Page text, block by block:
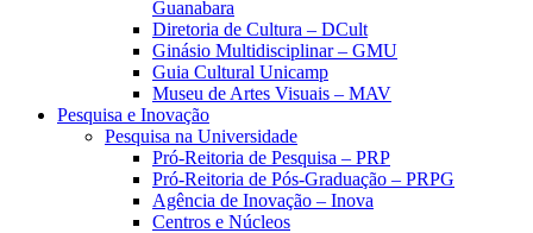
Guanabara
Diretoria de Cultura – DCult
Ginásio Multidisciplinar – GMU
Guia Cultural Unicamp
Museu de Artes Visuais – MAV
Pesquisa e Inovação
Pesquisa na Universidade
Pró-Reitoria de Pesquisa – PRP
Pró-Reitoria de Pós-Graduação – PRPG
Agência de Inovação – Inova
Centros e Núcleos